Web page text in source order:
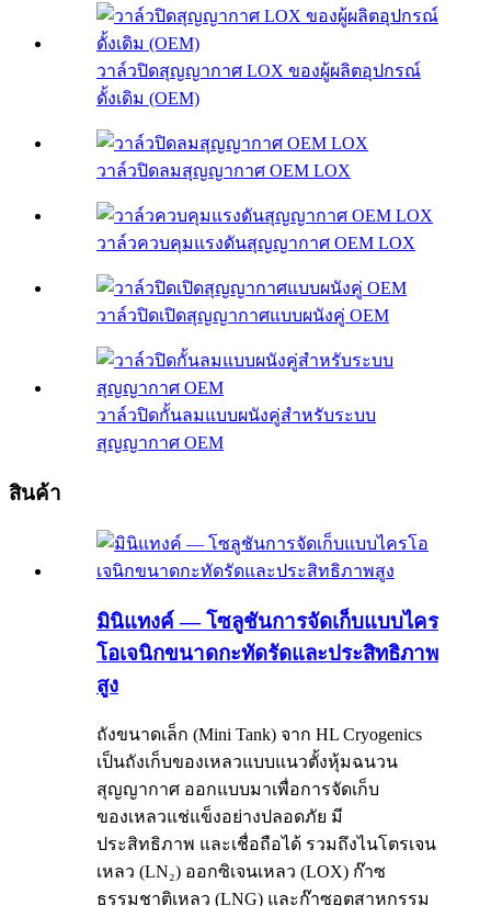
วาล์วปิดสุญญากาศ LOX ของผู้ผลิตอุปกรณ์
ดั้งเดิม (OEM)
วาล์วปิดลมสุญญากาศ OEM LOX
วาล์วควบคุมแรงดันสุญญากาศ OEM LOX
วาล์วปิดเปิดสุญญากาศแบบผนังคู่ OEM
วาล์วปิดกั้นลมแบบผนังคู่สำหรับระบบ
สุญญากาศ OEM
สินค้า
มินิแทงค์ — โซลูชันการจัดเก็บแบบไคร
โอเจนิกขนาดกะทัดรัดและประสิทธิภาพ
สูง
ถังขนาดเล็ก (Mini Tank) จาก HL Cryogenics
เป็นถังเก็บของเหลวแบบแนวตั้งหุ้มฉนวน
สุญญากาศ ออกแบบมาเพื่อการจัดเก็บ
ของเหลวแช่แข็งอย่างปลอดภัย มี
ประสิทธิภาพ และเชื่อถือได้ รวมถึงไนโตรเจน
เหลว (LN₂) ออกซิเจนเหลว (LOX) ก๊าซ
ธรรมชาติเหลว (LNG) และก๊าซอุตสาหกรรม